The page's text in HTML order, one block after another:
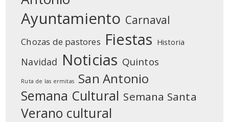
Ayuntamiento Carnaval
Chozas de pastores Fiestas Historia
Navidad Noticias Quintos
Ruta de las ermitas San Antonio
Semana Cultural Semana Santa
Verano cultural